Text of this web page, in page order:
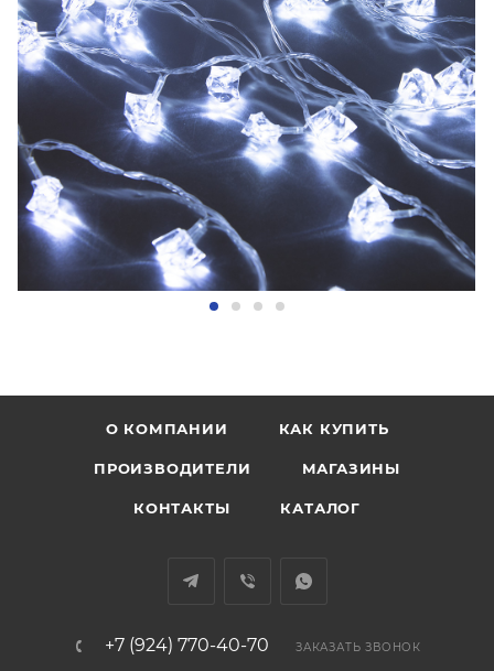
О КОМПАНИИ КАК КУПИТЬ
ПРОИЗВОДИТЕЛИ МАГАЗИНЫ
КОНТАКТЫ КАТАЛОГ
+7 (924) 770-40-70 ЗАКАЗАТЬ ЗВОНОК